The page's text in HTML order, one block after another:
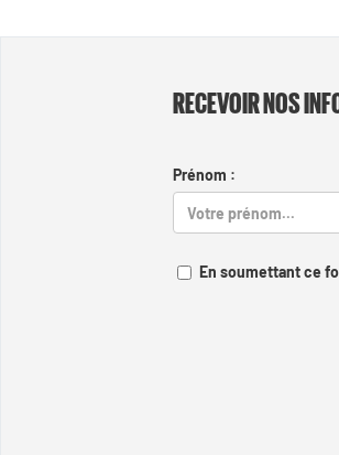
RECEVOIR NOS
Prénom :
En soumettant ce